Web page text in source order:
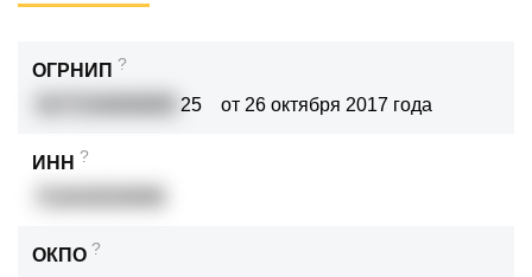
ОГРНИП ?
25 от 26 октября 2017 года
ИНН ?
ОКПО ?